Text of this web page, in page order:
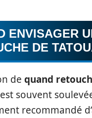
ENVISAGER
DE
de quand
est souvent
recommandé